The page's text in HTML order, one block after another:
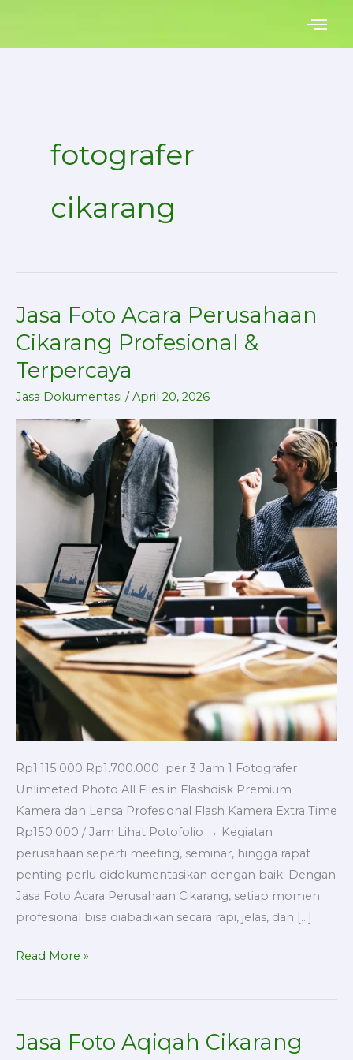
content
fotografer
cikarang
Jasa Foto Acara Perusahaan
Cikarang Profesional &
Terpercaya
Jasa Dokumentasi /April 20, 2026
Rp1.115.000 Rp1.700.000 per 3 Jam 1 Fotografer
Unlimeted Photo All Files in Flashdisk Premium
Kamera dan Lensa Profesional Flash Kamera Extra Time
Rp150.000 / Jam Lihat Potofolio → Kegiatan
perusahaan seperti meeting, seminar, hingga rapat
penting perlu didokumentasikan dengan baik. Dengan
Jasa Foto Acara Perusahaan Cikarang, setiap momen
profesional bisa diabadikan secara rapi, jelas, dan […]
Jasa
Foto
Acara
Perusahaan
Cikarang
Profesional
&
Terpercaya
Read More »
Jasa Foto Aqiqah Cikarang
Jasa